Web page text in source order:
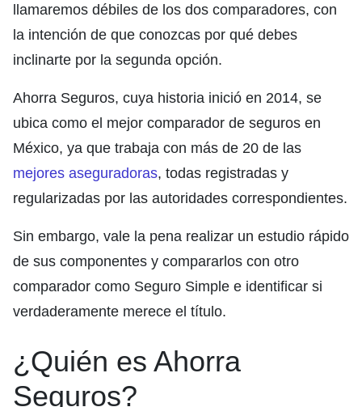
llamaremos débiles de los dos comparadores, con
la intención de que conozcas por qué debes
inclinarte por la segunda opción.
Ahorra Seguros, cuya historia inició en 2014, se
ubica como el mejor comparador de seguros en
México, ya que trabaja con más de 20 de las
mejores aseguradoras, todas registradas y
regularizadas por las autoridades correspondientes.
Sin embargo, vale la pena realizar un estudio rápido
de sus componentes y compararlos con otro
comparador como Seguro Simple e identificar si
verdaderamente merece el título.
¿Quién es Ahorra
Seguros?